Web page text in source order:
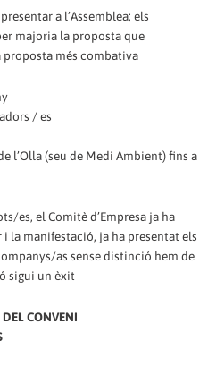
a l’Assemblea; els
majoria la proposta que
més combativa
/ es
l’Olla (seu de Medi Ambient) fins a
es, el Comitè d’Empresa ja ha
i la manifestació, ja ha presentat els
as sense distinció hem de
sigui un èxit
CONVENI